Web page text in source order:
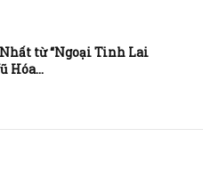
từ “Ngoại Tinh Lai
Hóa...